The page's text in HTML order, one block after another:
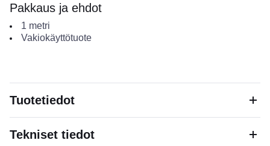
Pakkaus ja ehdot
1 metri
Vakiokäyttötuote
Tuotetiedot
Tekniset tiedot